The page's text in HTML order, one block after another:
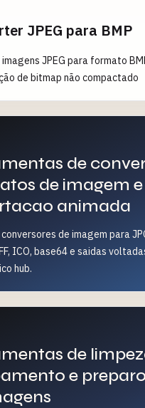
JPEG para BMP
JPEG para formato
de bitmap não compactado
de
de imagem e
animada
de imagem para
ICO, base64 e saidas
hub.
de
e